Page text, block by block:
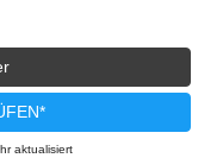
aktualisiert